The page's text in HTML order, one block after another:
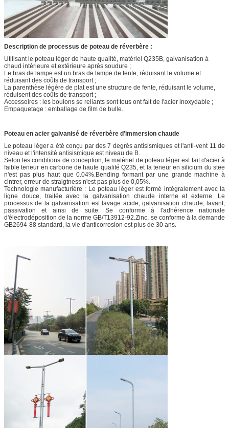
Description de processus de poteau de réverbère :
Utilisant le poteau léger de haute qualité, matériel Q235B, galvanisation à
chaud intérieure et extérieure après soudure ;
Le bras de lampe est un bras de lampe de fente, réduisant le volume et
réduisant des coûts de transport ;
La parenthèse légère de plat est une structure de fente, réduisant le volume,
réduisent des coûts de transport ;
Accessoires : les boulons se reliants sont tous ont fait de l'acier inoxydable ;
Empaquetage : emballage de film de bulle.
Poteau en acier galvanisé de réverbère d'immersion chaude
Le poteau léger a été conçu par des 7 degrés antisismiques et l'anti-vent 11 de
niveau et l'intensité antisismique est niveau de B.
Selon les conditions de conception, le matériel de poteau léger est fait d'acier à
faible teneur en carbone de haute qualité Q235, et la teneur en silicium du stee
n'est pas plus haut que 0.04%.Bending formant par une grande machine à
cintrer, erreur de straigtness n'est pas plus de 0,05%.
Technologie manufacturière : Le poteau léger est formé intègralement avec la
ligne douce, traitée avec la galvanisation chaude interne et externe. Le
processus de la galvanisation est lavage acide, galvanisation chaude, lavant,
passivation et ainsi de suite. Se conforme à l'adhérence nationale
d'électrodéposition de la norme GB/T13912-92.Zinc, se conforme à la demande
GB2694-88 standard, la vie d'anticorrosion est plus de 30 ans.